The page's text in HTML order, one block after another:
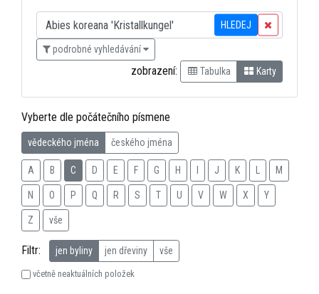
HLEDEJ
podrobné vyhledávání
zobrazení: Tabulka Karty
Vyberte dle počátečního písmene
vědeckého jména českého jména
A B C D E F G H J K M
N O P Q R S T U V W X Y
Z vše
Filtr: jen byliny jen dřeviny vše
včetně neaktuálních položek